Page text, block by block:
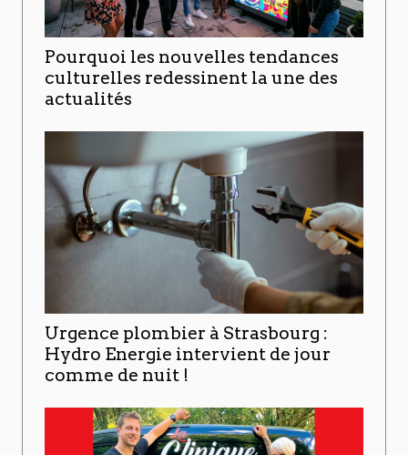
Pourquoi les nouvelles tendances
culturelles redessinent la une des
actualités
Urgence plombier à Strasbourg :
Hydro Energie intervient de jour
comme de nuit !